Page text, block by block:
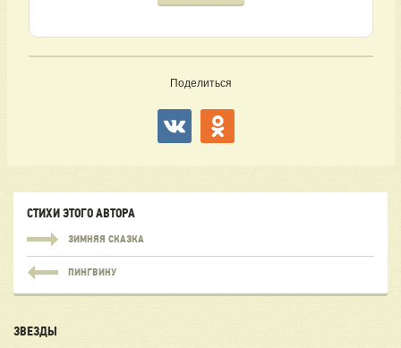
Поделиться
СТИХИ ЭТОГО АВТОРА
ЗИМНЯЯ СКАЗКА
ПИНГВИНУ
ЗВЕЗДЫ